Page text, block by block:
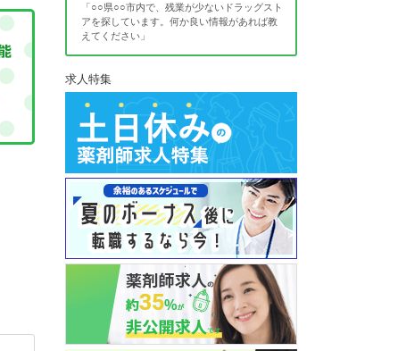
「○○県○○市内で、残業が少ないドラッグスト
アを探しています。何か良い情報があれば教
えてください」
求人特集